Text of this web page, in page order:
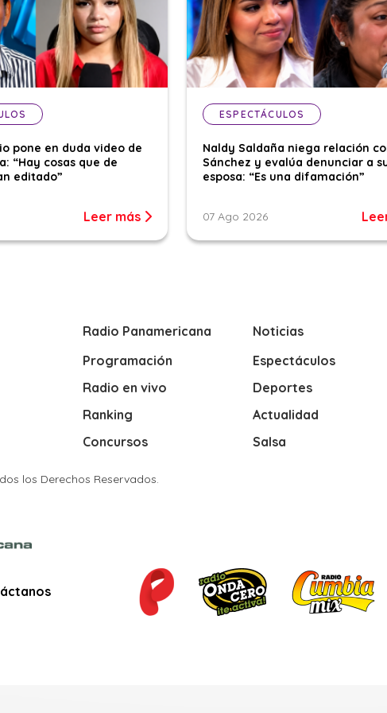
pone en duda video de
“Hay cosas que de
editado”
Leer más
ESPECTÁCULOS
Naldy Saldaña niega relación
Sánchez y evalúa denunciar a
esposa: “Es una difamación”
07 Ago 2026
Radio Panamericana
Programación
Radio en vivo
Ranking
Concursos
Noticias
Espectáculos
Deportes
Actualidad
Salsa
los Derechos Reservados.